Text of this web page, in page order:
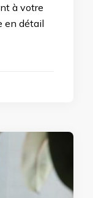
à votre
en détail